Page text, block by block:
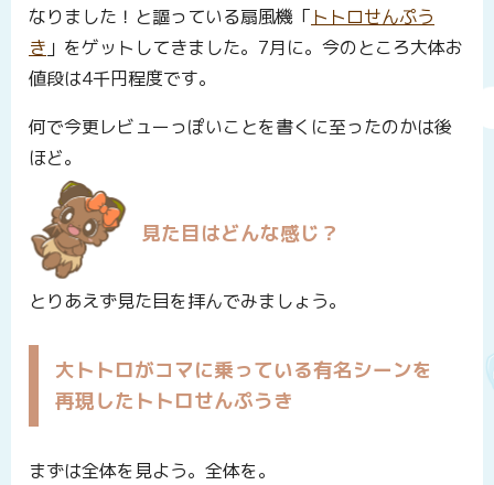
なりました！と謳っている扇風機「 トトロせんぷう
き 」をゲットしてきました。7月に。今のところ大体お
値段は4千円程度です。
何で今更レビューっぽいことを書くに至ったのかは後
ほど。
見た目はどんな感じ？
とりあえず見た目を拝んでみましょう。
大トトロがコマに乗っている有名シーンを
再現したトトロせんぷうき
まずは全体を見よう。全体を。